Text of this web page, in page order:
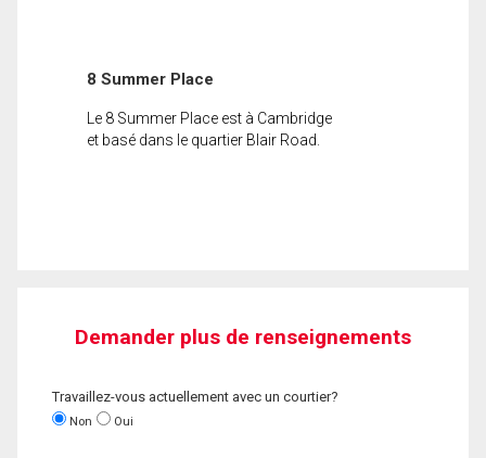
8 Summer Place
Le 8 Summer Place est à Cambridge
et basé dans le quartier Blair Road.
Demander plus de renseignements
Travaillez-vous actuellement avec un courtier?
Non Oui